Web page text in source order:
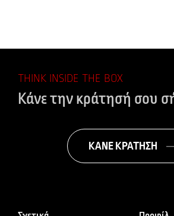
THINK INSIDE THE BOX
Κάνε την κράτησή σου
ΚΑΝΕ ΚΡΑΤΗΣΗ